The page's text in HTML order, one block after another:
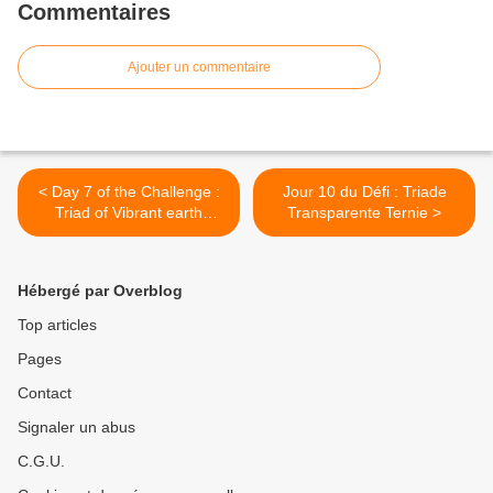
Commentaires
Ajouter un commentaire
< D ay 7 of the Challenge :
Triad of Vibrant earth
Colors
Jour 10 du Défi : Triade
Transparente Ternie >
Hébergé par Overblog
Top articles
Pages
Contact
Signaler un abus
C.G.U.